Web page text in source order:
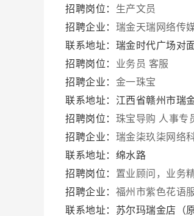
招聘岗位： 生产文员
招聘企业： 瑞金天瑞网络传
联系地址：瑞金时代广场对
招聘岗位： 业务员 客服
招聘企业： 金一珠宝
联系地址：江西省赣州市瑞
招聘岗位： 珠宝导购 人事专
招聘企业： 瑞金柒玖柒网络
联系地址：绵水路
招聘岗位： 置业顾问，业务
招聘企业： 福州市紫色花语
联系地址：苏尔玛瑞金店（